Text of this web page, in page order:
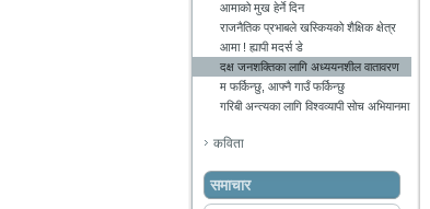
आमाको मुख हेर्ने दिन
राजनैतिक प्रभाबले खस्कियको शैक्षिक क्षेत्र
आमा ! ह्यापी मदर्स डे
दक्ष जनशक्तिका लागि अध्ययनशील वातावरण
म फर्किन्छु, आफ्नै गाउँ फर्किन्छु
गरिबी अन्त्यका लागि विश्वव्यापी सोच अभियानमा
कविता
समाचार